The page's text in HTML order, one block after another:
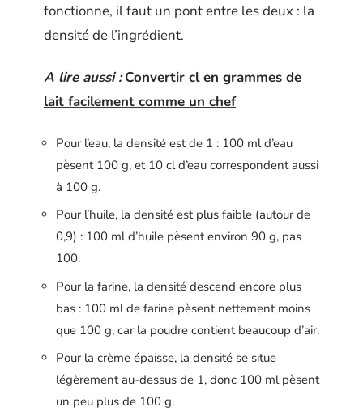
fonctionne, il faut un pont entre les deux : la
densité de l’ingrédient.
A lire aussi : Convertir cl en grammes de
lait facilement comme un chef
Pour l’eau, la densité est de 1 : 100 ml d’eau
pèsent 100 g, et 10 cl d’eau correspondent aussi
à 100 g.
Pour l’huile, la densité est plus faible (autour de
0,9) : 100 ml d’huile pèsent environ 90 g, pas
100.
Pour la farine, la densité descend encore plus
bas : 100 ml de farine pèsent nettement moins
que 100 g, car la poudre contient beaucoup d’air.
Pour la crème épaisse, la densité se situe
légèrement au-dessus de 1, donc 100 ml pèsent
un peu plus de 100 g.